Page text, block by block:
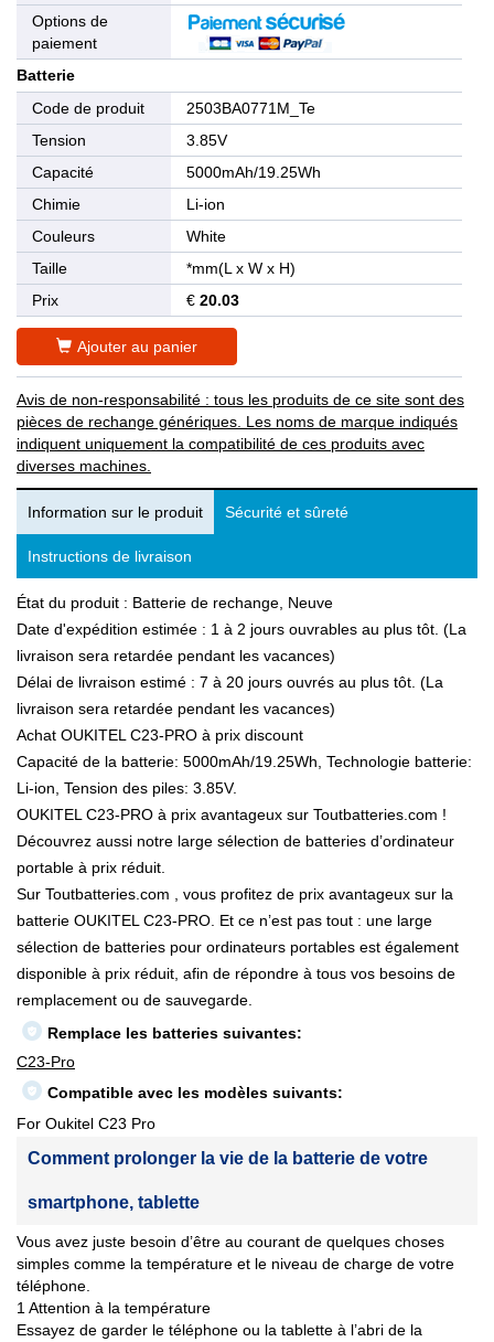
Options de
paiement
Batterie
Code de produit
2503BA0771M_Te
Tension
3.85V
Capacité
5000mAh/19.25Wh
Chimie
Li-ion
Couleurs
White
Taille
*mm(L x W x H)
Prix
€ 20.03
Ajouter au panier
Avis de non-responsabilité : tous les produits de ce site sont des
pièces de rechange génériques. Les noms de marque indiqués
indiquent uniquement la compatibilité de ces produits avec
diverses machines.
Information sur le produit Sécurité et sûreté
Instructions de livraison
État du produit : Batterie de rechange, Neuve
Date d'expédition estimée : 1 à 2 jours ouvrables au plus tôt. (La
livraison sera retardée pendant les vacances)
Délai de livraison estimé : 7 à 20 jours ouvrés au plus tôt. (La
livraison sera retardée pendant les vacances)
Achat OUKITEL C23-PRO à prix discount
Capacité de la batterie: 5000mAh/19.25Wh, Technologie batterie:
Li-ion, Tension des piles: 3.85V.
OUKITEL C23-PRO à prix avantageux sur Toutbatteries.com !
Découvrez aussi notre large sélection de batteries d’ordinateur
portable à prix réduit.
Sur Toutbatteries.com , vous profitez de prix avantageux sur la
batterie OUKITEL C23-PRO. Et ce n’est pas tout : une large
sélection de batteries pour ordinateurs portables est également
disponible à prix réduit, afin de répondre à tous vos besoins de
remplacement ou de sauvegarde.
Remplace les batteries suivantes:
C23-Pro
Compatible avec les modèles suivants:
For Oukitel C23 Pro
Comment prolonger la vie de la batterie de votre
smartphone, tablette
Vous avez juste besoin d’être au courant de quelques choses
simples comme la température et le niveau de charge de votre
téléphone.
1 Attention à la température
Essayez de garder le téléphone ou la tablette à l’abri de la